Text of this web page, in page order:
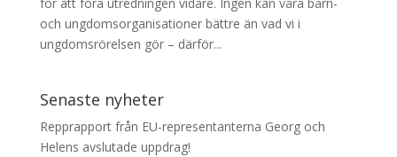
för att föra utredningen vidare. Ingen kan våra barn-
och ungdomsorganisationer bättre än vad vi i
ungdomsrörelsen gör – därför...
Senaste nyheter
Repprapport från EU-representanterna Georg och
Helens avslutade uppdrag!